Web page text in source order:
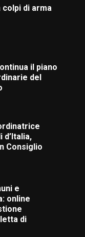
di arma
il piano
del
Consiglio
e
online
di